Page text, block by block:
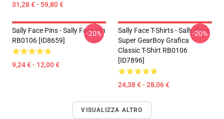
31,28 € - 59,80 €
Sally Face Pins - Sally Face Pin
RB0106 [ID8659]
9,24 € - 12,00 €
-20%
Sally Face T-Shirts - Sally Face
Super GearBoy Grafica
Classic T-Shirt RB0106
[ID7896]
24,38 € - 28,06 €
-20%
VISUALIZZA ALTRO